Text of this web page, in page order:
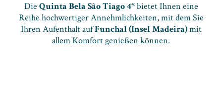
Die Quinta Bela São Tiago 4*bietet Ihnen eine
Reihe hochwertiger Annehmlichkeiten, mit dem Sie
Ihren Aufenthalt aufFunchal (Insel Madeira)mit
allem Komfort genießen können.